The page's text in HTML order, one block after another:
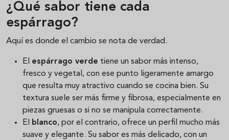
¿Qué sabor tiene cada
espárrago?
Aquí es donde el cambio se nota de verdad.
El espárrago verde tiene un sabor más intenso,
fresco y vegetal, con ese punto ligeramente amargo
que resulta muy atractivo cuando se cocina bien. Su
textura suele ser más firme y fibrosa, especialmente en
piezas gruesas o si no se manipula correctamente.
El blanco, por el contrario, ofrece un perfil mucho más
suave y elegante. Su sabor es más delicado, con un